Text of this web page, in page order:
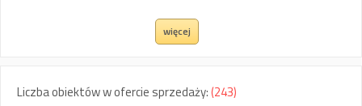
więcej
Liczba obiektów w ofercie sprzedaży:(243)